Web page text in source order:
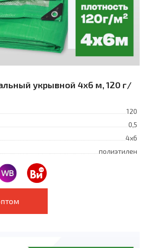
укрывной 4x6 м, 120 г/
120
0,5
4х6
полиэтилен